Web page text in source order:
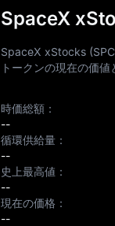
SpaceX
SpaceX xStocks
トークンの現在の価
時価総額：
--
循環供給量：
--
史上最高値：
--
現在の価格：
--